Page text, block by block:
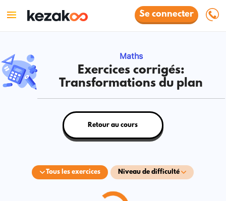
Se connecter
Maths
Exercices corrigés:
Transformations du plan
Tous les exercices Niveau de difficulté
Retour au cours